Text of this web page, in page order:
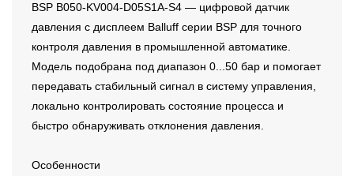
BSP B050-KV004-D05S1A-S4 — цифровой датчик
давления с дисплеем Balluff серии BSP для точного
контроля давления в промышленной автоматике.
Модель подобрана под диапазон 0...50 бар и помогает
передавать стабильный сигнал в систему управления,
локально контролировать состояние процесса и
быстро обнаруживать отклонения давления.
Особенности